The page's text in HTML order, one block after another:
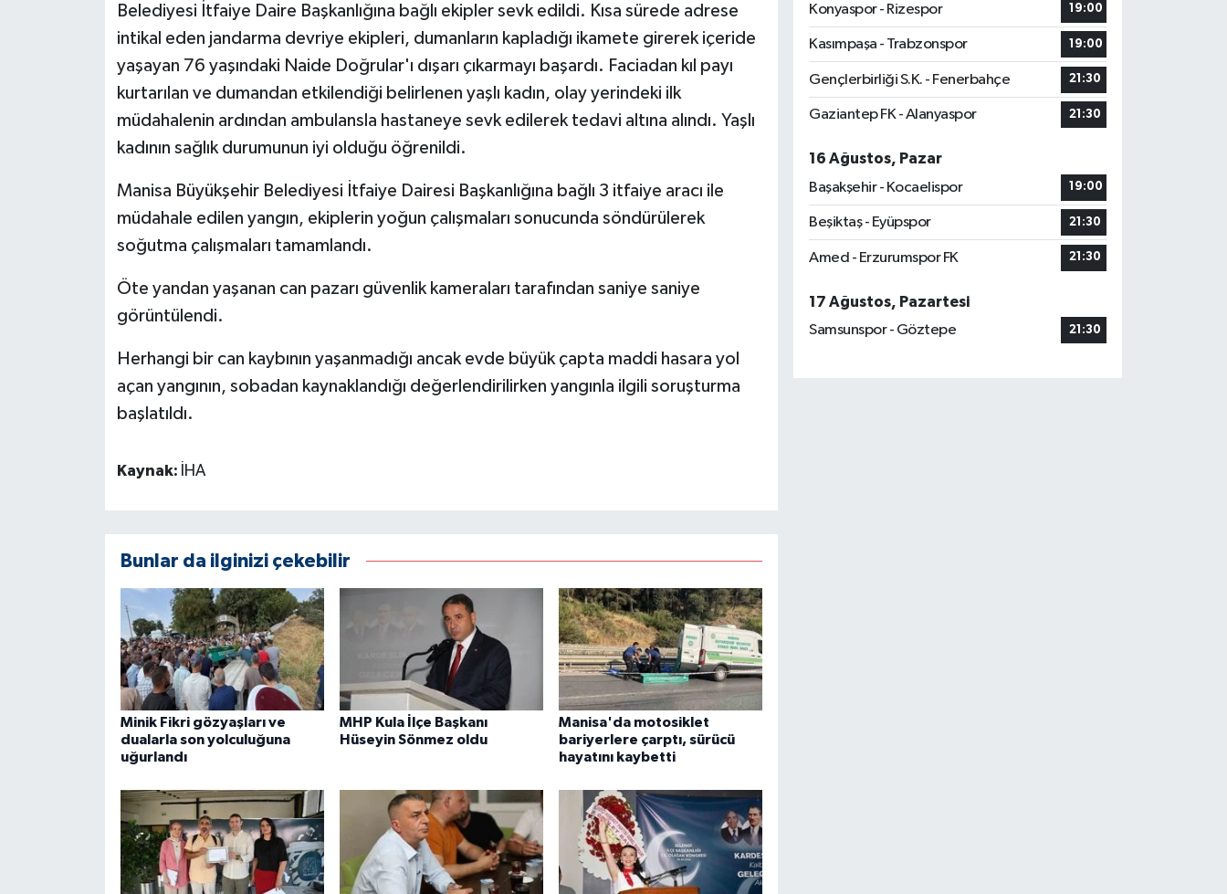
Belediyesi İtfaiye Daire Başkanlığına bağlı ekipler sevk edildi. Kısa sürede adrese
intikal eden jandarma devriye ekipleri, dumanların kapladığı ikamete girerek içeride
yaşayan 76 yaşındaki Naide Doğrular'ı dışarı çıkarmayı başardı. Faciadan kıl payı
kurtarılan ve dumandan etkilendiği belirlenen yaşlı kadın, olay yerindeki ilk
müdahalenin ardından ambulansla hastaneye sevk edilerek tedavi altına alındı. Yaşlı
kadının sağlık durumunun iyi olduğu öğrenildi.
Manisa Büyükşehir Belediyesi İtfaiye Dairesi Başkanlığına bağlı 3 itfaiye aracı ile
müdahale edilen yangın, ekiplerin yoğun çalışmaları sonucunda söndürülerek
soğutma çalışmaları tamamlandı.
Öte yandan yaşanan can pazarı güvenlik kameraları tarafından saniye saniye
görüntülendi.
Herhangi bir can kaybının yaşanmadığı ancak evde büyük çapta maddi hasara yol
açan yangının, sobadan kaynaklandığı değerlendirilirken yangınla ilgili soruşturma
başlatıldı.
Kaynak: İHA
Bunlar da ilginizi çekebilir
Minik Fikri gözyaşları ve
dualarla son yolculuğuna
uğurlandı
MHP Kula İlçe Başkanı
Hüseyin Sönmez oldu
Manisa'da motosiklet
bariyerlere çarptı, sürücü
hayatını kaybetti
Konyaspor - Rizespor
19:00
Kasımpaşa - Trabzonspor 19:00
Gençlerbirliği S.K. - Fenerbahçe 21:30
Gaziantep FK - Alanyaspor 21:30
16 Ağustos, Pazar
Başakşehir - Kocaelispor
19:00
Beşiktaş - Eyüpspor 21:30
Amed - Erzurumspor FK 21:30
17 Ağustos, Pazartesi
Samsunspor - Göztepe
21:30